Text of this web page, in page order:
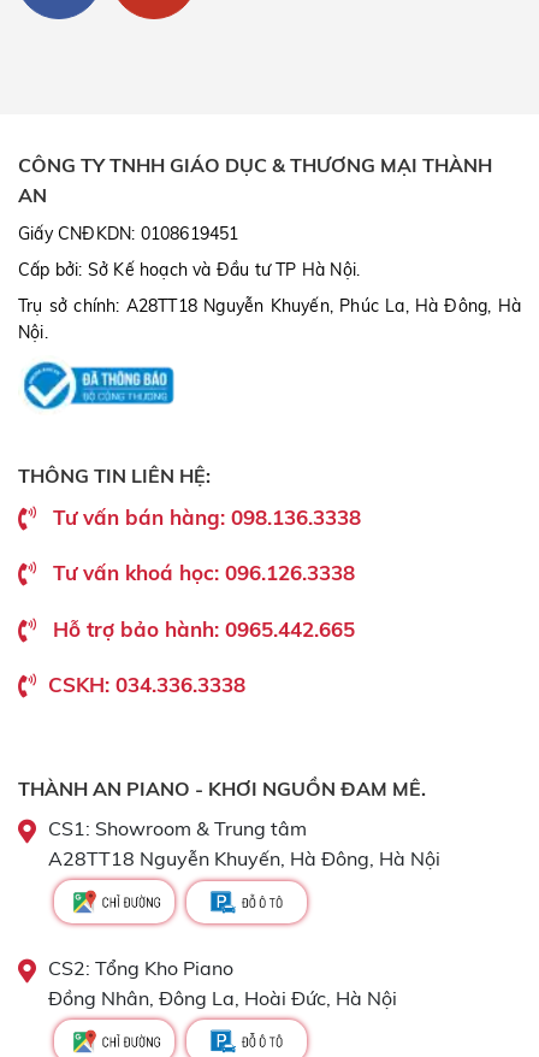
CÔNG TY TNHH GIÁO DỤC & THƯƠNG MẠI THÀNH
AN
Giấy CNĐKDN: 0108619451
Cấp bởi: Sở Kế hoạch và Đầu tư TP Hà Nội.
Trụ sở chính: A28TT18 Nguyễn Khuyến, Phúc La, Hà Đông, Hà
Nội.
THÔNG TIN LIÊN HỆ:
Tư vấn bán hàng: 098.136.3338
Tư vấn khoá học: 096.126.3338
Hỗ trợ bảo hành: 0965.442.665
CSKH: 034.336.3338
THÀNH AN PIANO - KHƠI NGUỒN ĐAM MÊ.
CS1: Showroom & Trung tâm
A28TT18 Nguyễn Khuyến, Hà Đông, Hà Nội
CS2: Tổng Kho Piano
Đồng Nhân, Đông La, Hoài Đức, Hà Nội